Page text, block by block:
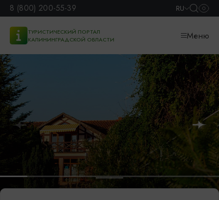
8 (800) 200-55-39 RU
ТУРИСТИЧЕСКИЙ ПОРТАЛ
КАЛИНИНГРАДСКОЙ ОБЛАСТИ
Меню